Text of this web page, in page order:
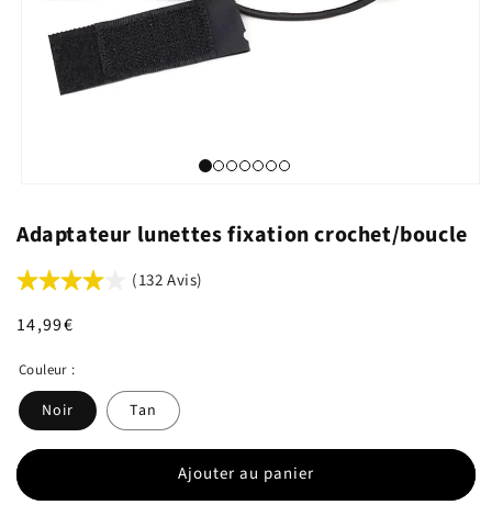
Adaptateur lunettes fixation crochet/boucle
(132 Avis)
Prix
14,99€
Couleur :
Noir Tan
Ajouter au panier